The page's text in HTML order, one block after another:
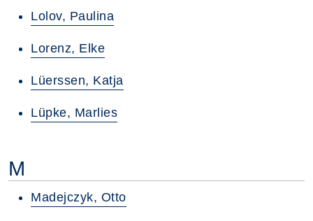
Lolov, Paulina
Lorenz, Elke
Lüerssen, Katja
Lüpke, Marlies
M
Madejczyk, Otto